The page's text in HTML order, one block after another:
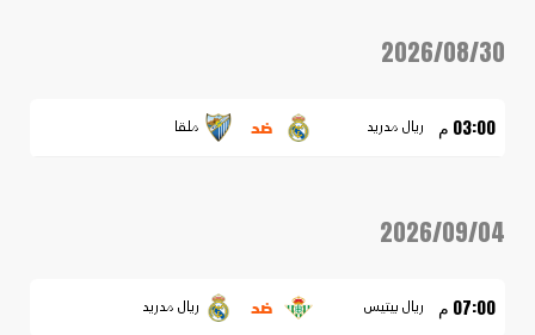
2026/08/30
03:00 م ريال مدريد ضد ملقا
2026/09/04
07:00 م ريال بيتيس ضد ريال مدريد